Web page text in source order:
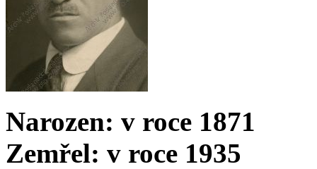
Narozen: v roce 1871
Zemřel: v roce 1935